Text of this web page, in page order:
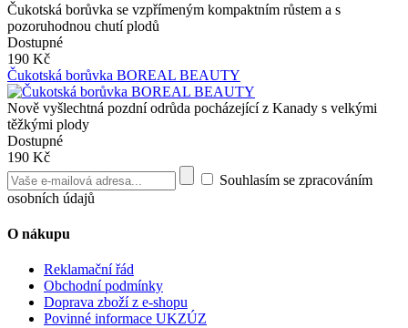
Čukotská borůvka se vzpřímeným kompaktním růstem a s
pozoruhodnou chutí plodů
Dostupné
190 Kč
Čukotská borůvka BOREAL BEAUTY
Nově vyšlechtná pozdní odrůda pocházející z Kanady s velkými
těžkými plody
Dostupné
190 Kč
Souhlasím se zpracováním
osobních údajů
O nákupu
Reklamační řád
Obchodní podmínky
Doprava zboží z e-shopu
Povinné informace UKZÚZ